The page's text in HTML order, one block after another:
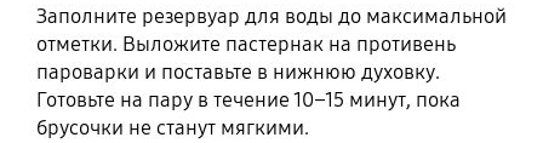
Заполните резервуар для воды до максимальной
отметки. Выложите пастернак на противень
пароварки и поставьте в нижнюю духовку.
Готовьте на пару в течение 10–15 минут, пока
брусочки не станут мягкими.